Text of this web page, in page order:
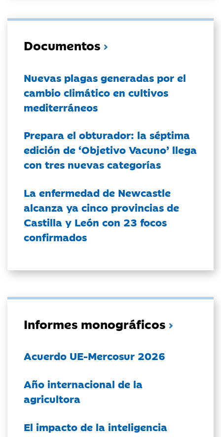
Documentos
Nuevas plagas generadas por el
cambio climático en cultivos
mediterráneos
Prepara el obturador: la séptima
edición de ‘Objetivo Vacuno’ llega
con tres nuevas categorías
La enfermedad de Newcastle
alcanza ya cinco provincias de
Castilla y León con 23 focos
confirmados
Informes monográficos
Acuerdo UE-Mercosur 2026
Año internacional de la
agricultora
El impacto de la inteligencia